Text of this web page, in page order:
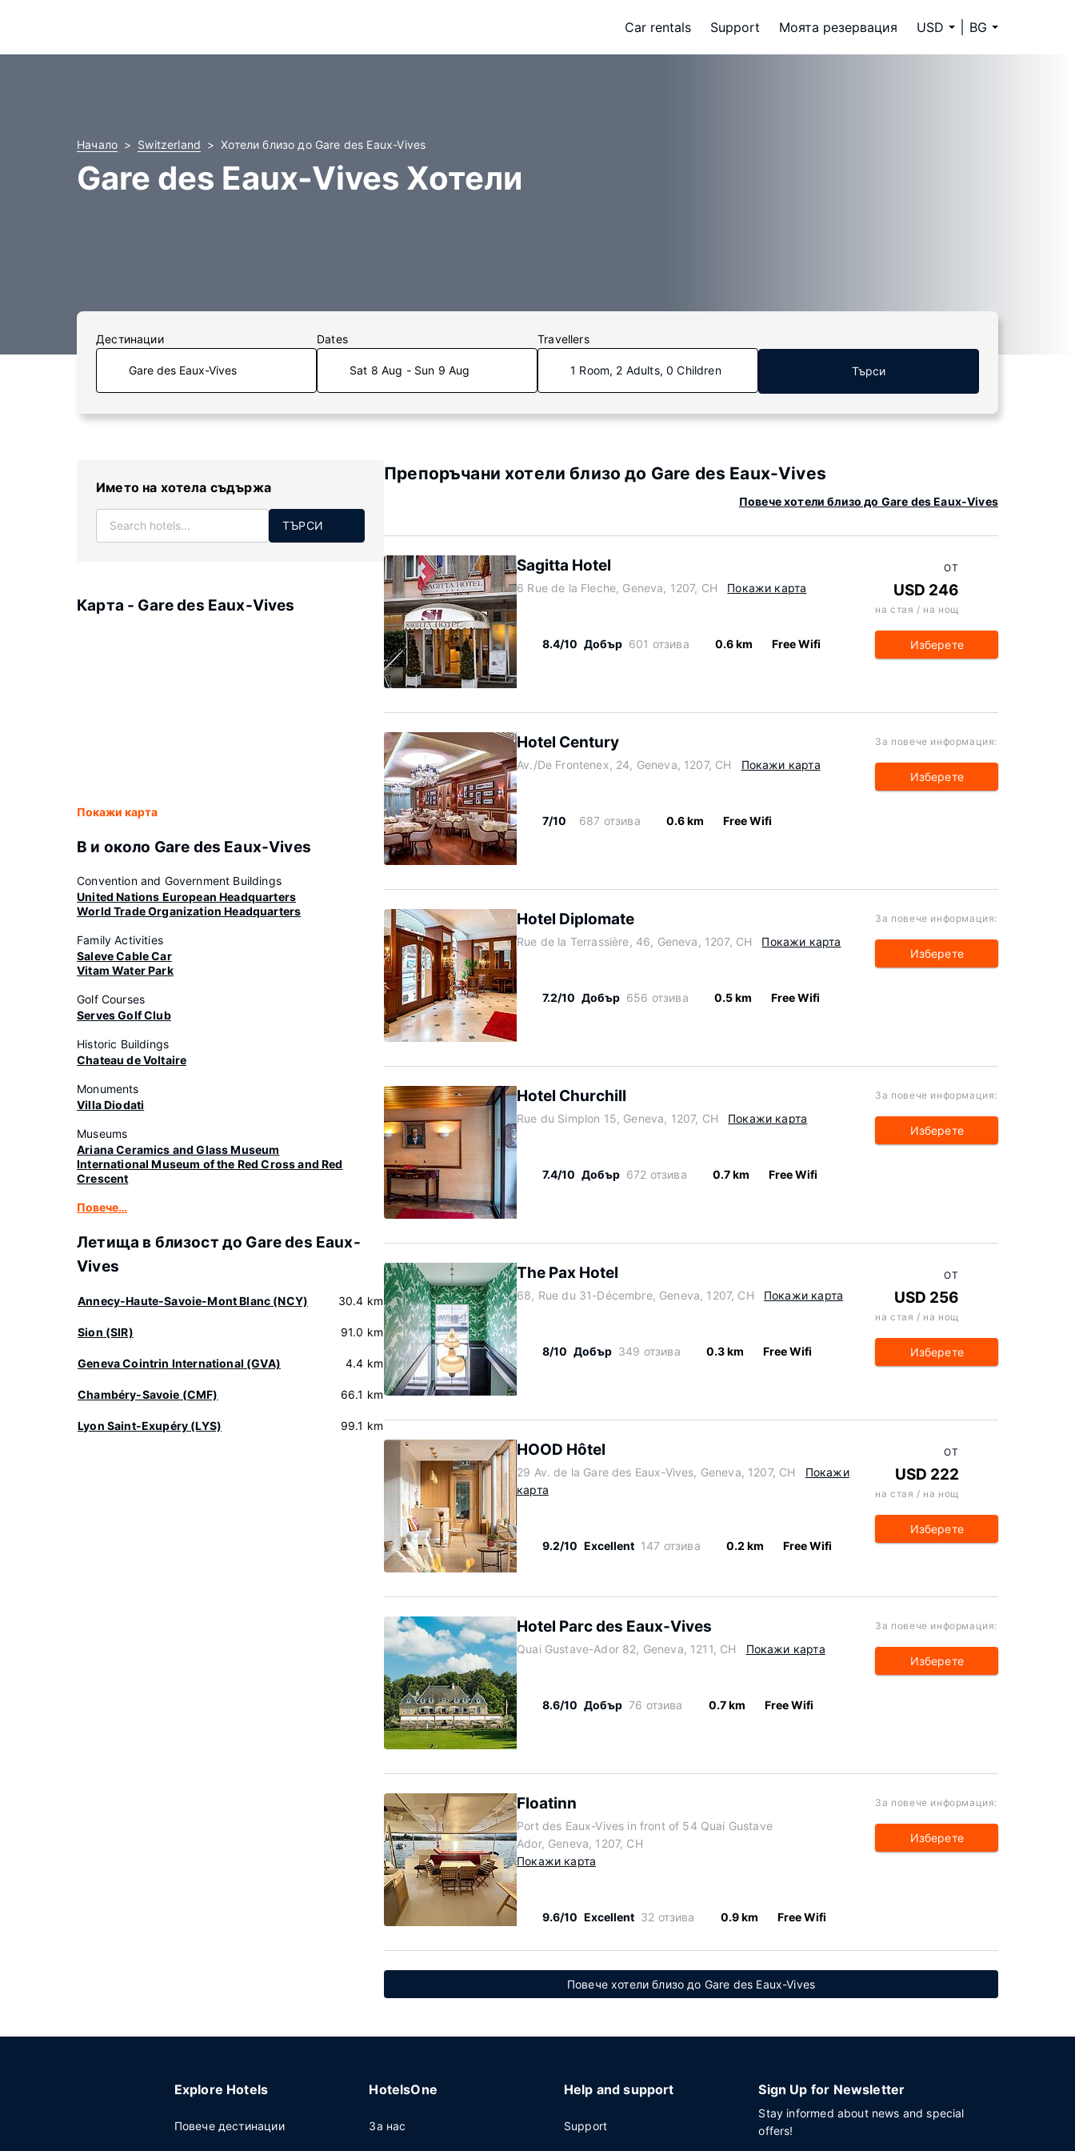
Car rentals Support Моята резервация USD BG
Начало Switzerland Хотели близо до Gare des Eaux-Vives
Gare des Eaux-Vives Хотели
Дестинации Dates
Sat 8 Aug - Sun 9 Aug
Travellers
1 Room, 2 Adults, 0 Children Търси
Името на хотела съдържа
ТЪРСИ
Карта - Gare des Eaux-Vives
Покажи карта
В и около Gare des Eaux-Vives
Convention and Government Buildings
United Nations European Headquarters
World Trade Organization Headquarters
Family Activities
Saleve Cable Car
Vitam Water Park
Golf Courses
Serves Golf Club
Historic Buildings
Chateau de Voltaire
Monuments
Villa Diodati
Museums
Ariana Ceramics and Glass Museum
International Museum of the Red Cross and Red
Crescent
Повече…
Летища в близост до Gare des Eaux-
Vives
Annecy-Haute-Savoie-Mont Blanc (NCY) 30.4 km
Sion (SIR) 91.0 km
Geneva Cointrin International (GVA) 4.4 km
Chambéry-Savoie (CMF) 66.1 km
Lyon Saint-Exupéry (LYS) 99.1 km
Препоръчани хотели близо до Gare des Eaux-Vives
Повече хотели близо до Gare des Eaux-Vives
Sagitta Hotel
6 Rue de la Fleche, Geneva, 1207, CH Покажи карта
8.4/10 Добър 601 отзива 0.6 km Free Wifi
ОТ
USD 246
на стая / на нощ
Изберете
Hotel Century
Av./De Frontenex, 24, Geneva, 1207, CH Покажи карта
7/10 687 отзива 0.6 km Free Wifi
За повече информация:
Изберете
Hotel Diplomate
Rue de la Terrassière, 46, Geneva, 1207, CH Покажи карта
7.2/10 Добър 656 отзива 0.5 km Free Wifi
За повече информация:
Изберете
Hotel Churchill
Rue du Simplon 15, Geneva, 1207, CH Покажи карта
7.4/10 Добър 672 отзива 0.7 km Free Wifi
За повече информация:
Изберете
The Pax Hotel
68, Rue du 31-Décembre, Geneva, 1207, CH Покажи карта
8/10 Добър 349 отзива 0.3 km Free Wifi
ОТ
USD 256
на стая / на нощ
Изберете
HOOD Hôtel
29 Av. de la Gare des Eaux-Vives, Geneva, 1207, CH
Покажи
карта
9.2/10 Excellent 147 отзива 0.2 km Free Wifi
ОТ
USD 222
на стая / на нощ
Изберете
Hotel Parc des Eaux-Vives
Quai Gustave-Ador 82, Geneva, 1211, CH Покажи карта
8.6/10 Добър 76 отзива 0.7 km Free Wifi
За повече информация:
Изберете
Floatinn
Port des Eaux-Vives in front of 54 Quai Gustave
Ador, Geneva, 1207, CH
Покажи карта
9.6/10 Excellent 32 отзива 0.9 km Free Wifi
За повече информация:
Изберете
Повече хотели близо до Gare des Eaux-Vives
Explore Hotels
Повече дестинации
HotelsOne
За нас
Help and support
Support
Sign Up for Newsletter
Stay informed about news and special
offers!